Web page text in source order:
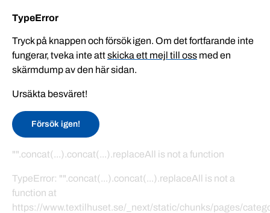
TypeError
Tryck på knappen och försök igen. Om det fortfarande inte
fungerar, tveka inte attskicka ett mejl till oss med en
skärmdump av den här sidan.
Ursäkta besväret!
Försök igen!
"".concat(...).concat(...).replaceAll is not a function
TypeError: "".concat(...).concat(...).replaceAll is not a
function at
https://www.textilhuset.se/_next/static/chunks/pages/